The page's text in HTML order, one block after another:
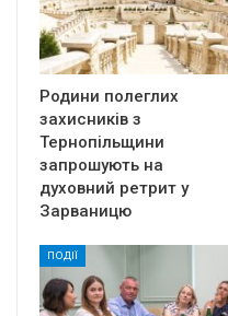
Родини полеглих
захисників з
Тернопільщини
запрошують на
духовний ретрит у
Зарваницю
ПОДІЇ